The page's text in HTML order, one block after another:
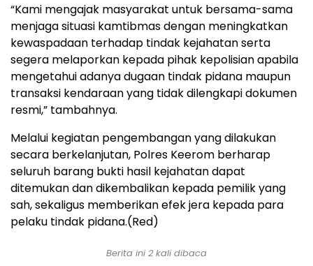
“Kami mengajak masyarakat untuk bersama-sama
menjaga situasi kamtibmas dengan meningkatkan
kewaspadaan terhadap tindak kejahatan serta
segera melaporkan kepada pihak kepolisian apabila
mengetahui adanya dugaan tindak pidana maupun
transaksi kendaraan yang tidak dilengkapi dokumen
resmi,” tambahnya.
Melalui kegiatan pengembangan yang dilakukan
secara berkelanjutan, Polres Keerom berharap
seluruh barang bukti hasil kejahatan dapat
ditemukan dan dikembalikan kepada pemilik yang
sah, sekaligus memberikan efek jera kepada para
pelaku tindak pidana.(Red)
Berita ini 2 kali dibaca